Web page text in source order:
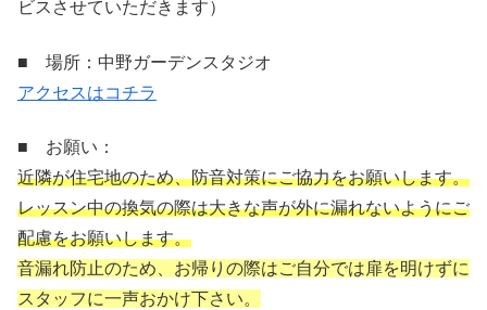
ビスさせていただきます）
■ 場所：中野ガーデンスタジオ
アクセスはコチラ
■ お願い：
近隣が住宅地のため、防音対策にご協力をお願いします。
レッスン中の換気の際は大きな声が外に漏れないようにご
配慮をお願いします。
音漏れ防止のため、お帰りの際はご自分では扉を明けずに
スタッフに一声おかけ下さい。